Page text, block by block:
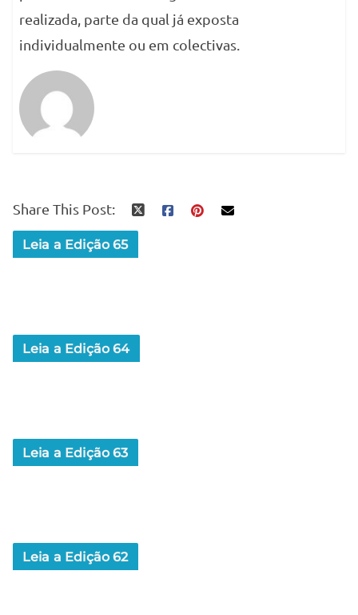
realizada, parte da qual já exposta
individualmente ou em colectivas.
Share This Post:
Leia a Edição 65
Leia a Edição 64
Leia a Edição 63
Leia a Edição 62